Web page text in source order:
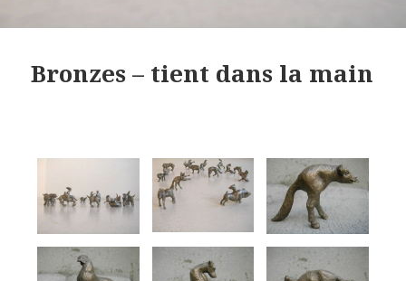
Bronzes – tient dans la main